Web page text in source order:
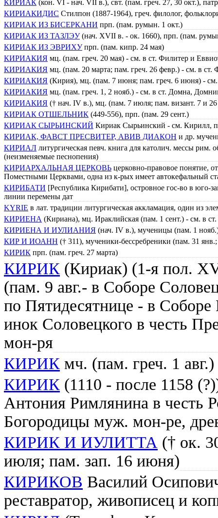
КИРИАК (кон. VI - нач. VII в.), свт. (пам. греч. 27, 30 окт.),
КИРИАКИДИС Стилпон (1887-1964), греч. филолог,
КИРИАК ИЗ БИСЕРКАНИ прп. (пам. румын. 1 окт.)
КИРИАК ИЗ ТАЗЛЭУ(нач. XVII в. - ок. 1660), прп. (пам.
КИРИАК ИЗ ЭВРИХУпрп. (пам. кипр. 24 мая)
КИРИАКИЯ мц. (пам. греч. 20 мая) - см. в ст. Филитер и
КИРИАКИЯ мц. (пам. 20 марта; пам. греч. 26 февр.) - см. в
КИРИАКИЯ (Кирия), мц. (пам. 7 июня; пам. греч. 6 июня) -
КИРИАКИЯ мц. (пам. греч. 1, 2 нояб.) - см. в ст. Домна,
КИРИАКИЯ († нач. IV в.), мц. (пам. 7 июля; пам. визант. 7 и
КИРИАК ОТШЕЛЬНИК (449-556), прп. (пам. 29 сент.)
КИРИАК СЫРЬИНСКИЙ Кириак Сырьинский - см. Кирилл,
КИРИАК, ФАВСТ ПРЕСВИТЕР, АВИВ ДИАКОН и др.
КИРИАЛ литургическая певч. книга для католич. мессы рим.
(неизменяемые песнопения)
КИРИАРХАЛЬНАЯ ЦЕРКОВЬ церковно-правовое понятие,
Поместными Церквами, одна из к-рых имеет автокефальный
КИРИБАТИ [Республика Кирибати], островное гос-во в юго-
линии перемены дат
KYRIE в лат. традиции литургическая аккламация, один из
КИРИЕНА (Кириана), мц. Ираклийская (пам. 1 сент.) - см. в
КИРИЕНА И ИУЛИАНИЯ (нач. IV в.), мученицы (пам. 1
КИР И ИОАНН († 311), мученики-бессребреники (пам. 31
КИРИК прп. (пам. греч. 27 марта)
КИРИК (Кириак) (1-я пол.
(пам. 9 авг.- в Соборе
по Пятидесятнице - в Соборе
инок Соловецкого в честь
мон-ря
КИРИК мч. (пам. греч. 1
КИРИК (1110 - после 1158
Антония Римлянина в честь
Богородицы муж. мон-ре,
КИРИК И ИУЛИТТА († ок.
июля; пам. зап. 16 июня)
КИРИКОВ Василий
реставратор, живописец и